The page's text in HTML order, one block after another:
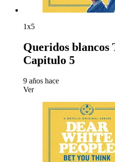
1x5
Queridos blancos
Capitulo 5
9 años hace
Ver